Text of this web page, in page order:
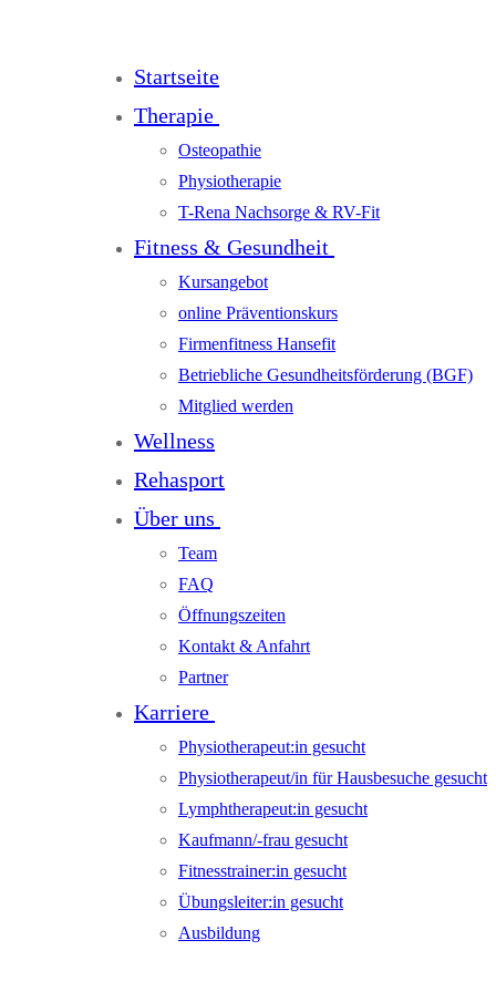
Startseite
Therapie
Osteopathie
Physiotherapie
T-Rena Nachsorge & RV-Fit
Fitness & Gesundheit
Kursangebot
online Präventionskurs
Firmenfitness Hansefit
Betriebliche Gesundheitsförderung (BGF)
Mitglied werden
Wellness
Rehasport
Über uns
Team
FAQ
Öffnungszeiten
Kontakt & Anfahrt
Partner
Karriere
Physiotherapeut:in gesucht
Physiotherapeut/in für Hausbesuche gesucht
Lymphtherapeut:in gesucht
Kaufmann/-frau gesucht
Fitnesstrainer:in gesucht
Übungsleiter:in gesucht
Ausbildung